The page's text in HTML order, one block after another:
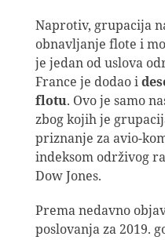
Naprotiv, grupacija
obnavljanje flote i
je jedan od uslova
France je dodao i
flotu. Ovo je samo
zbog kojih je
priznanje za avio-
indeksom održivog
Dow Jones.
Prema nedavno
poslovanja za 2019.